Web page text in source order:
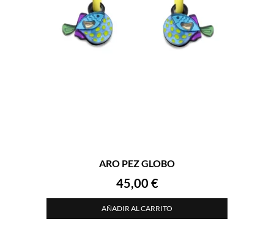
ARO PEZ GLOBO
45,00 €
AÑADIR AL CARRITO